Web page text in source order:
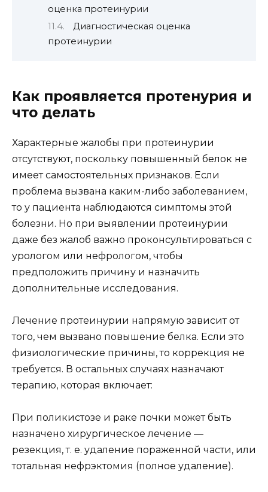
оценка протеинурии
Диагностическая оценка
протеинурии
Как проявляется протенурия и
что делать
Характерные жалобы при протеинурии
отсутствуют, поскольку повышенный белок не
имеет самостоятельных признаков. Если
проблема вызвана каким-либо заболеванием,
то у пациента наблюдаются симптомы этой
болезни. Но при выявлении протеинурии
даже без жалоб важно проконсультироваться с
урологом или нефрологом, чтобы
предположить причину и назначить
дополнительные исследования.
Лечение протеинурии напрямую зависит от
того, чем вызвано повышение белка. Если это
физиологические причины, то коррекция не
требуется. В остальных случаях назначают
терапию, которая включает:
При поликистозе и раке почки может быть
назначено хирургическое лечение —
резекция, т. е. удаление пораженной части, или
тотальная нефрэктомия (полное удаление).